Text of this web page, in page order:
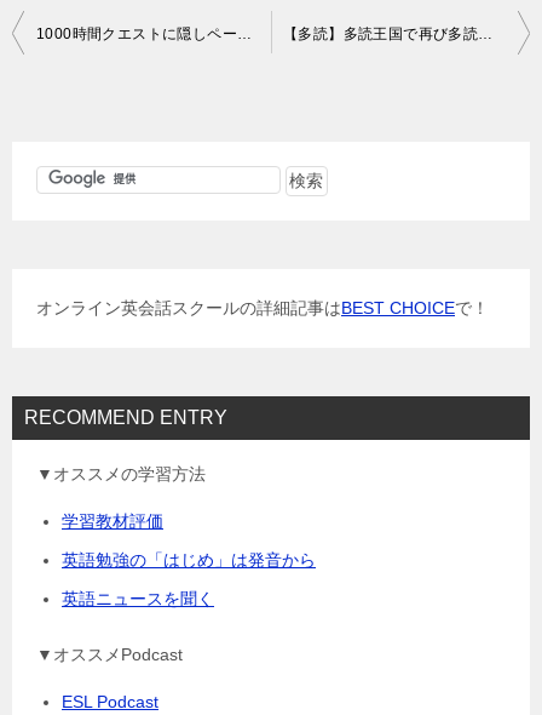
投
オンライン英会話スクールの詳細記事はBEST CHOICEで！
RECOMMEND ENTRY
▼オススメの学習方法
学習教材評価
英語勉強の「はじめ」は発音から
英語ニュースを聞く
▼オススメPodcast
ESL Podcast